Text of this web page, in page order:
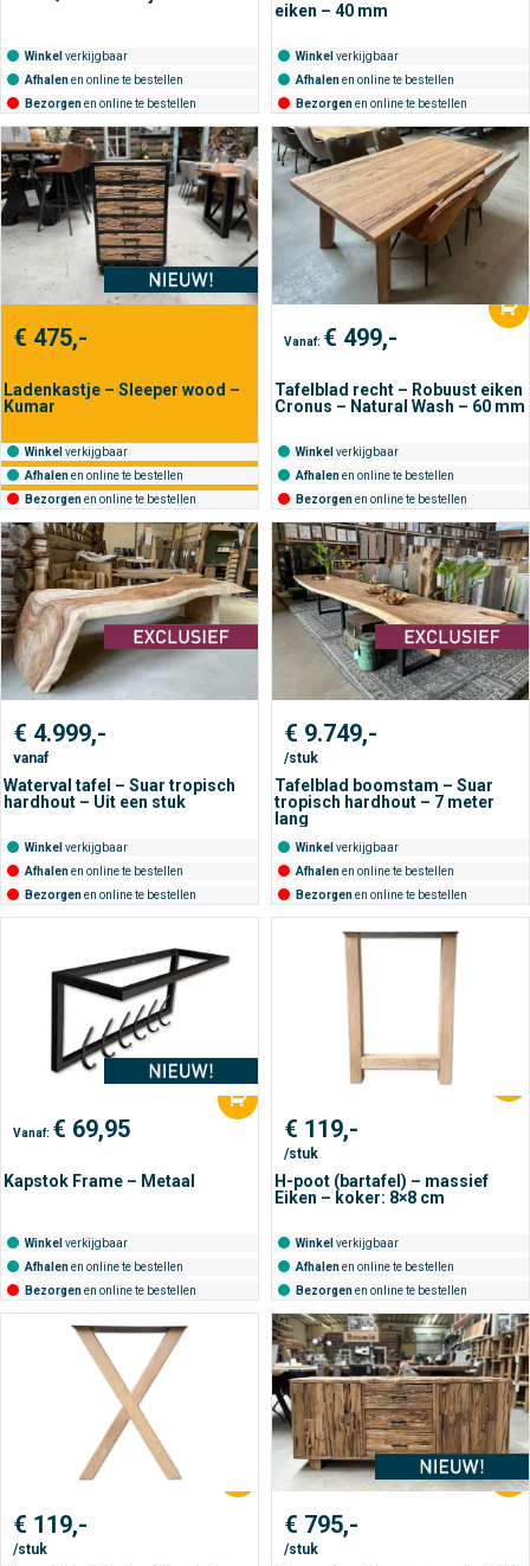
Winkel verkijgbaar
Afhalenen online te bestellen
Bezorgenen online te bestellen
eiken – 40 mm
Winkel verkijgbaar
Afhalenen online te bestellen
Bezorgenen online te bestellen
€ 475,-
Ladenkastje – Sleeper wood –
Kumar
Winkel verkijgbaar
Afhalenen online te bestellen
Bezorgenen online te bestellen
Vanaf: € 499,-
Tafelblad recht – Robuust eiken
Cronus – Natural Wash – 60 mm
Winkel verkijgbaar
Afhalenen online te bestellen
Bezorgenen online te bestellen
€ 4.999,-
vanaf
Waterval tafel – Suar tropisch
hardhout – Uit een stuk
Winkel verkijgbaar
Afhalenen online te bestellen
Bezorgenen online te bestellen
€ 9.749,-
/stuk
Tafelblad boomstam – Suar
tropisch hardhout – 7 meter
lang
Winkel verkijgbaar
Afhalenen online te bestellen
Bezorgenen online te bestellen
Vanaf: € 69,95
Kapstok Frame – Metaal
Winkel verkijgbaar
Afhalenen online te bestellen
Bezorgenen online te bestellen
€ 119,-
/stuk
H-poot (bartafel) – massief
Eiken – koker: 8×8 cm
Winkel verkijgbaar
Afhalenen online te bestellen
Bezorgenen online te bestellen
€ 119,-
/stuk
€ 795,-
/stuk